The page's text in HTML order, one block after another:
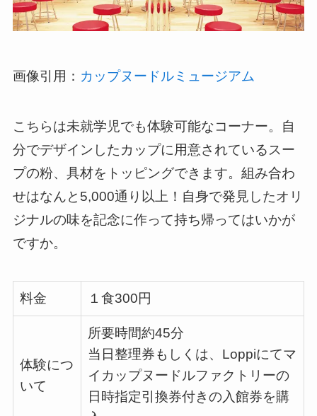
画像引用： カップヌードルミュージアム
こちらは未就学児でも体験可能なコーナー。自
分でデザインしたカップに用意されているスー
プの粉、具材をトッピングできます。組み合わ
せはなんと 5,000通り以上！自身で発見したオリ
ジナルの味を記念に作って持ち帰ってはいかが
ですか。
料金 １食300円
体験につ
いて
所要時間約45分
当日整理券もしくは、 Loppiにてマ
イカップヌードルファクトリーの
日時指定引換券付きの入館券を購